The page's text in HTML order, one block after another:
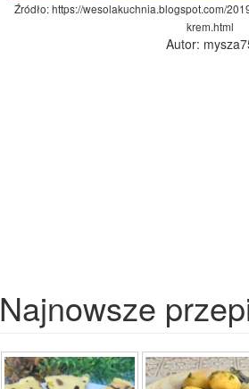
Źródło: https://wesolakuchnia.blogspot.com/
krem.html
Autor:
Najnowsze